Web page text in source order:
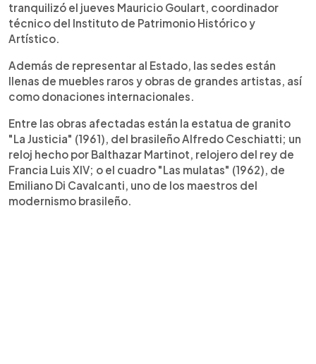
tranquilizó el jueves Mauricio Goulart, coordinador
técnico del Instituto de Patrimonio Histórico y
Artístico.
Además de representar al Estado, las sedes están
llenas de muebles raros y obras de grandes artistas, así
como donaciones internacionales.
Entre las obras afectadas están la estatua de granito
"La Justicia" (1961), del brasileño Alfredo Ceschiatti; un
reloj hecho por Balthazar Martinot, relojero del rey de
Francia Luis XIV; o el cuadro "Las mulatas" (1962), de
Emiliano Di Cavalcanti, uno de los maestros del
modernismo brasileño.